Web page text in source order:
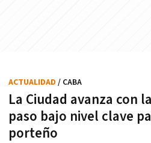
La Ciudad avanza con
paso bajo nivel clave
porteño
ACTUALIDAD / CABA